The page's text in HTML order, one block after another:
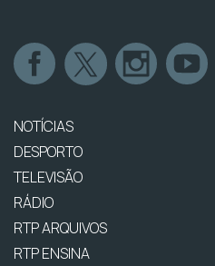
NOTÍCIAS
DESPORTO
TELEVISÃO
RÁDIO
RTP ARQUIVOS
RTP ENSINA